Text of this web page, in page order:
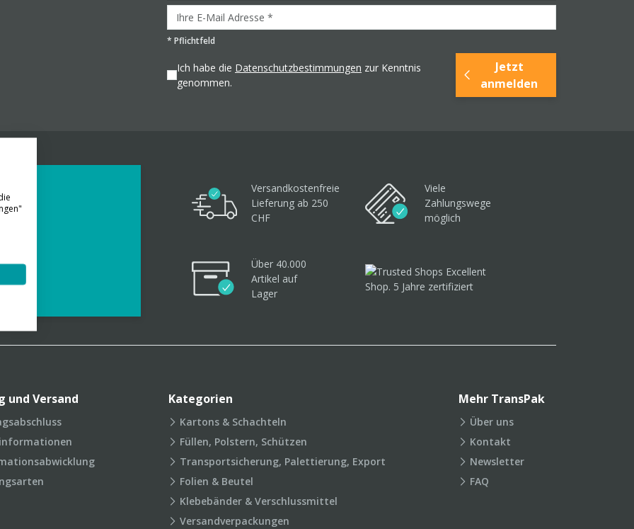
* Pflichtfeld
Ich habe die Datenschutzbestimmungen zur Kenntnis
genommen.
Jetzt
anmelden
Versandkostenfreie
Lieferung ab 250
CHF
Viele
Zahlungswege
möglich
Über 40.000
Artikel auf
Lager
und Versand Kategorien
Kartons & Schachteln
Füllen, Polstern, Schützen
Transportsicherung, Palettierung, Export
Folien & Beutel
Klebebänder & Verschlussmittel
Versandverpackungen
Mehr TransPak
Über uns
Kontakt
Newsletter
FAQ